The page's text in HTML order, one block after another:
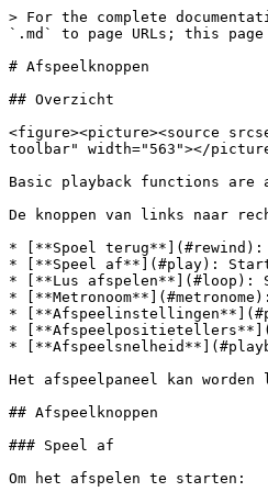
> For the complete documentation index, see [llms.txt](https://handbook.musescore.org/llms.txt). Markdown versions of documentation pages are available by appending `.md` to page URLs; this page is available as [Markdown](https://handbook.musescore.org/nl/sound-and-playback/playback-controls.md).

# Afspeelknoppen

## Overzicht

<figure><picture><source srcset="/files/aEoJ6sAbHni7J7i5QVn6" media="(prefers-color-scheme: dark)"><img src="/files/KVq2oT5XweHxHQ894UXQ" alt="Picture of the playback toolbar" width="563"></picture><figcaption><p>The playback toolbar</p></figcaption></figure>

Basic playback functions are accessed from the **Playback toolbar** at the top right of the app window.

De knoppen van links naar rechts zijn:

* [**Spoel terug**](#rewind): Start de weergave vanaf het begin van de partituur (of het herhaalde gedeelte).
* [**Speel af**](#play): Start en stopt het afspelen.
* [**Lus afspelen**](#loop): Speelt een selectie muziek af.
* [**Metronoom**](#metronome): Schakelt de metronoomtik in en uit.
* [**Afspeelinstellingen**](#playback-settings): Biedt toegang tot diverse afspeelinstellingen.
* [**Afspeelpositietellers**](#playback-position-counters): Toont de tijd, maat en tel van de afspeelcursor.
* [**Afspeelsnelheid**](#playback-speed): Hiermee kun je de afspeelsnelheid zien en regelen.

Het afspeelpaneel kan worden losgekoppeld en verplaatst door op de dokgreep links van de **Spoel terug** knop te klikken en deze te slepen.

## Afspeelknoppen

### Speel af

Om het afspelen te starten:

1. Klik op de **Speel af** knop of druk op de `Spatiebalk`.
2. *(Optioneel)* Klik op een noot of rust om het beginpunt van het afspelen te bepalen.

Om het afspelen te stoppen, klik je tijdens het afspelen op de